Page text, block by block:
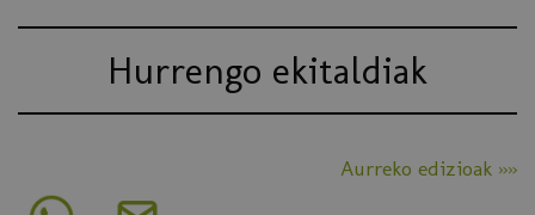
Hurrengo ekitaldiak
Aurreko edizioak »»